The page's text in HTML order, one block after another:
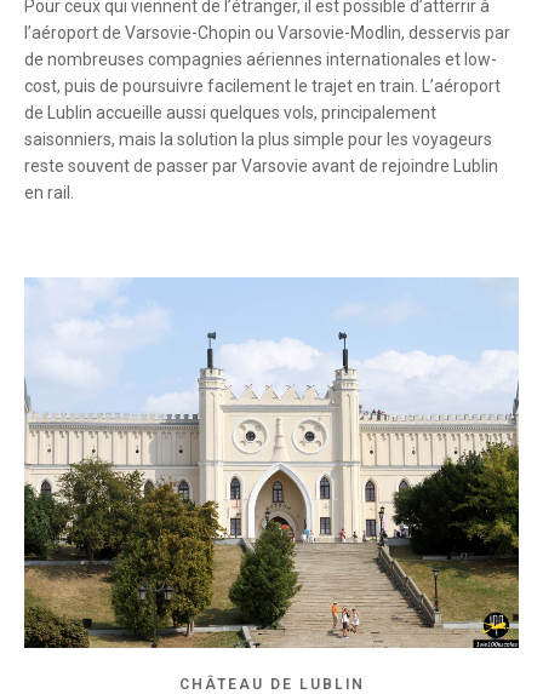
Pour ceux qui viennent de l’étranger, il est possible d’atterrir à
l’aéroport de Varsovie-Chopin ou Varsovie-Modlin, desservis par
de nombreuses compagnies aériennes internationales et low-
cost, puis de poursuivre facilement le trajet en train. L’aéroport
de Lublin accueille aussi quelques vols, principalement
saisonniers, mais la solution la plus simple pour les voyageurs
reste souvent de passer par Varsovie avant de rejoindre Lublin
en rail.
CHÂTEAU DE LUBLIN